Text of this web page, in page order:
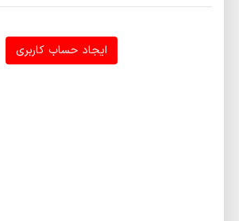
ایجاد حساب کاربری